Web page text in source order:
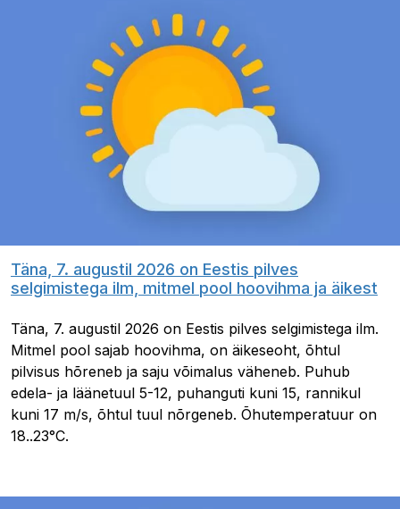
Täna, 7. augustil 2026 on Eestis pilves
selgimistega ilm, mitmel pool hoovihma ja äikest
Täna, 7. augustil 2026 on Eestis pilves selgimistega ilm.
Mitmel pool sajab hoovihma, on äikeseoht, õhtul
pilvisus hõreneb ja saju võimalus väheneb. Puhub
edela- ja läänetuul 5-12, puhanguti kuni 15, rannikul
kuni 17 m/s, õhtul tuul nõrgeneb. Õhutemperatuur on
18..23°C.